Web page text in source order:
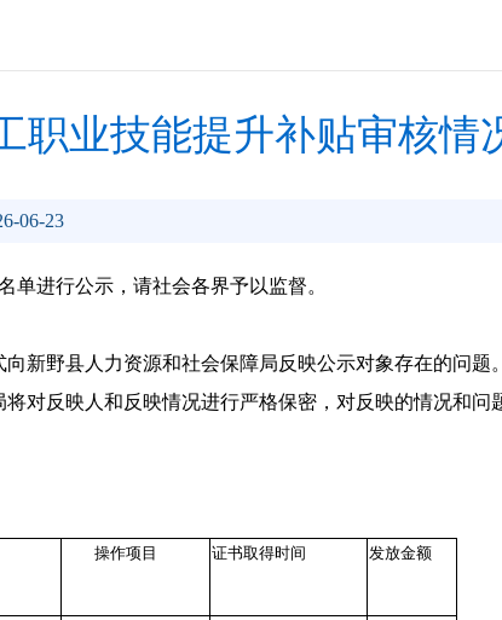
职业技能提升补贴审核情
06-23
单进行公示，请社会各界予以监督。
新野县人力资源和社会保障局反映公示对象存在的问题
对反映人和反映情况进行严格保密，对反映的情况和问
操作项目 证书取得时间 发放金额